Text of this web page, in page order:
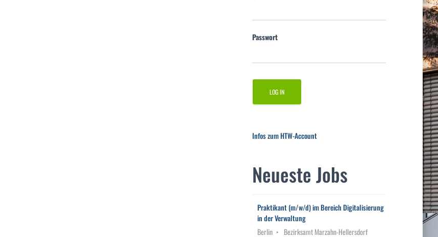
Passwort
Infos zum HTW-Account
Neueste Jobs
Praktikant (m/w/d) im Bereich Digitalisierung
in der Verwaltung
Berlin
Bezirksamt Marzahn-Hellersdorf